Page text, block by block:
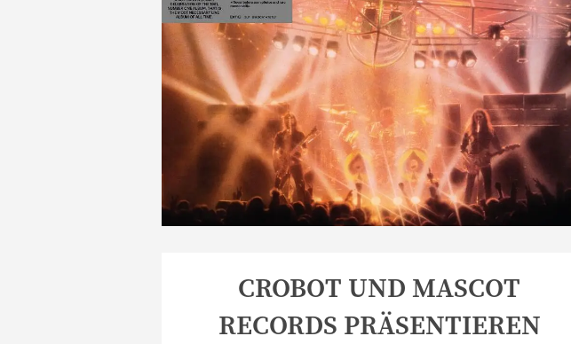
CROBOT UND MASCOT
RECORDS PRÄSENTIEREN